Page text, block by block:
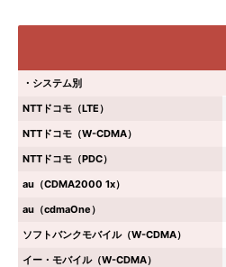
・システム別
NTTドコモ（LTE）
NTTドコモ（W-CDMA）
NTTドコモ（PDC）
au（CDMA2000 1x）
au（cdmaOne）
ソフトバンクモバイル（W-CDMA）
イー・モバイル（W-CDMA）